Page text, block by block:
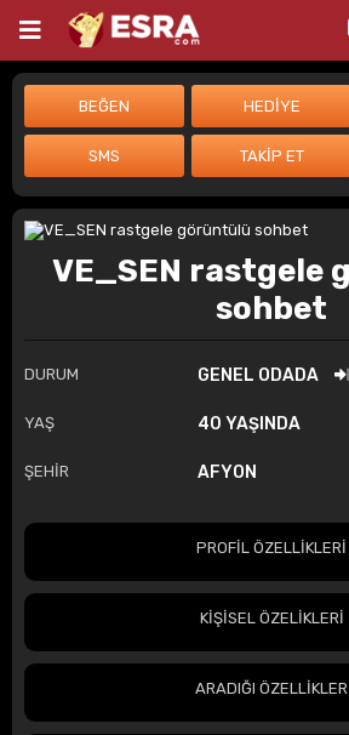
VE_SEN rastgele
sohbet
DURUM GENEL ODADA
YAŞ 40 YAŞINDA
ŞEHİR AFYON
PROFİL ÖZELLİKLERİ
KİŞİSEL ÖZELİKLERİ
ARADIĞI ÖZELLİKLER